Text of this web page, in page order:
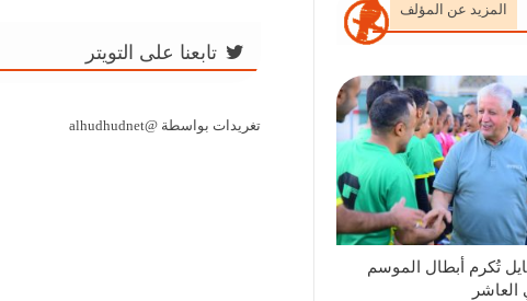
المزيد عن المؤلف
تُكرم أبطال الموسم
العاشر
تابعنا على التويتر
تغريدات بواسطة @alhudhudnet